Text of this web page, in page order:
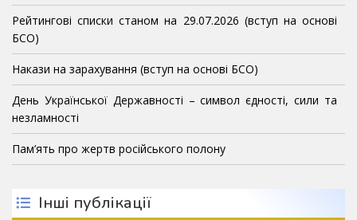
Рейтингові списки станом на 29.07.2026 (вступ на основі
БСО)
Накази на зарахування (вступ на основі БСО)
День Української Державності – символ єдності, сили та
незламності
Пам’ять про жертв російського полону
Інші публікації